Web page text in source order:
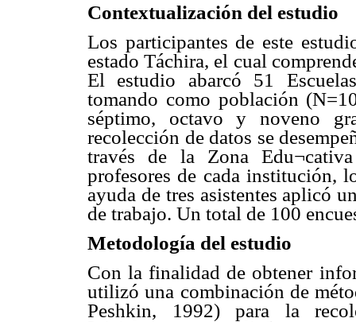
Contextualización del estudio
Los participantes de este
estado Táchira, el cual
El estudio abarcó 51
tomando como población
séptimo, octavo y noveno
recolección de datos se
través de la Zona
profesores de cada institución,
ayuda de tres asistentes aplicó
de trabajo. Un total de 100
Metodología del estudio
Con la finalidad de obtener
utilizó una combinación de
Peshkin, 1992) para la